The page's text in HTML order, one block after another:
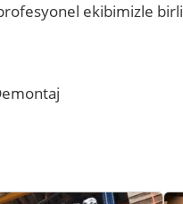
profesyonel ekibimizle